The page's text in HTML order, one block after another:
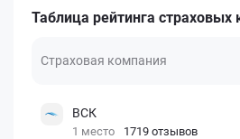
Таблица рейтинга страховых
Страховая компания
ВСК
1 место 1719 отзывов